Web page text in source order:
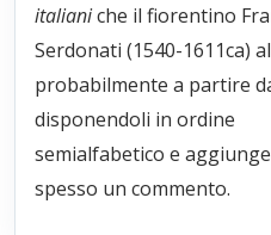
italianiche il fiorentino
Serdonati (1540-1611ca)
probabilmente a partire
disponendoli in ordine
semialfabetico e
spesso un commento.